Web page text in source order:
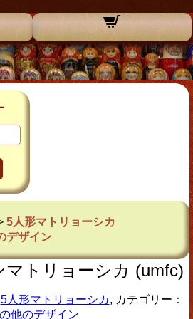
5人形マトリョーシカ
デザイン
トリョーシカ (umfc)
5人形マトリョーシカ, カテゴリー：
他のデザイン